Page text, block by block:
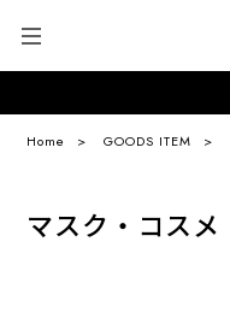
Home GOODS ITEM
マスク・コスメ